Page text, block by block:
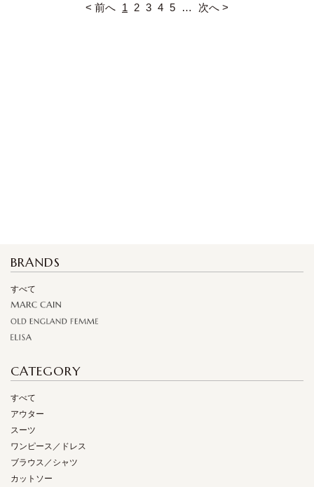
< 前へ 1 2 3 4 5 … 次へ >
BRANDS
すべて
CATEGORY
すべて
アウター
スーツ
ワンピース／ドレス
ブラウス／シャツ
カットソー